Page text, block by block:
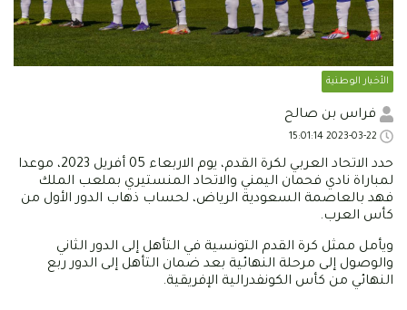
الأخبار الوطنية
فراس بن صالح
حدد الاتحاد العربي لكرة القدم، يوم الاربعاء 05 أفريل 2023، موعدا
لمباراة نادي فحمان اليمني والاتحاد المنستيري بملعب الملك
فهد بالعاصمة السعودية الرياض، لحساب ذهاب الدور الأول من
كأس العرب.
ويأمل ممثل كرة القدم التونسية في التأهل إلى الدور الثاني
والوصول إلى مرحلة النهائية بعد ضمان التأهل إلى الدور ربع
النهائي من كأس الكونفدرالية الإفريقية.